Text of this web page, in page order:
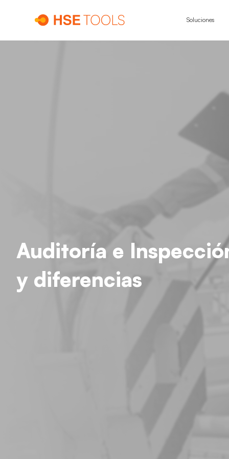
Soluciones
Auditoría e
y diferencias